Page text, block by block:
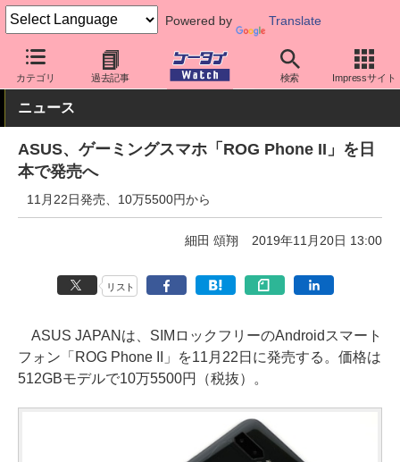
Powered by Translate
カテゴリ 過去記事 検索 Impressサイト
ケータイ Watch OS Android ASUS
ニュース
ASUS、ゲーミングスマホ「ROG Phone II」を日
本で発売へ
11月22日発売、10万5500円から
細田 頌翔 2019年11月20日 13:00
リスト
ASUS JAPANは、SIMロックフリーのAndroidスマート
フォン「ROG Phone II」を11月22日に発売する。価格は
512GBモデルで10万5500円（税抜）。